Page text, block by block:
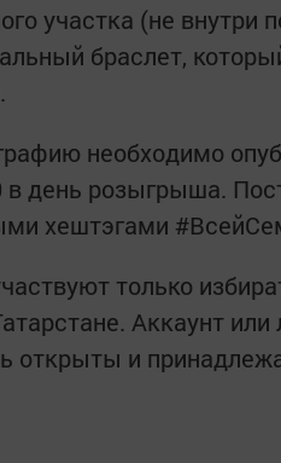
участка (не
браслет,
необходимо
в день розыгрыша.
хештэгами
только
Аккаунт
открыты и